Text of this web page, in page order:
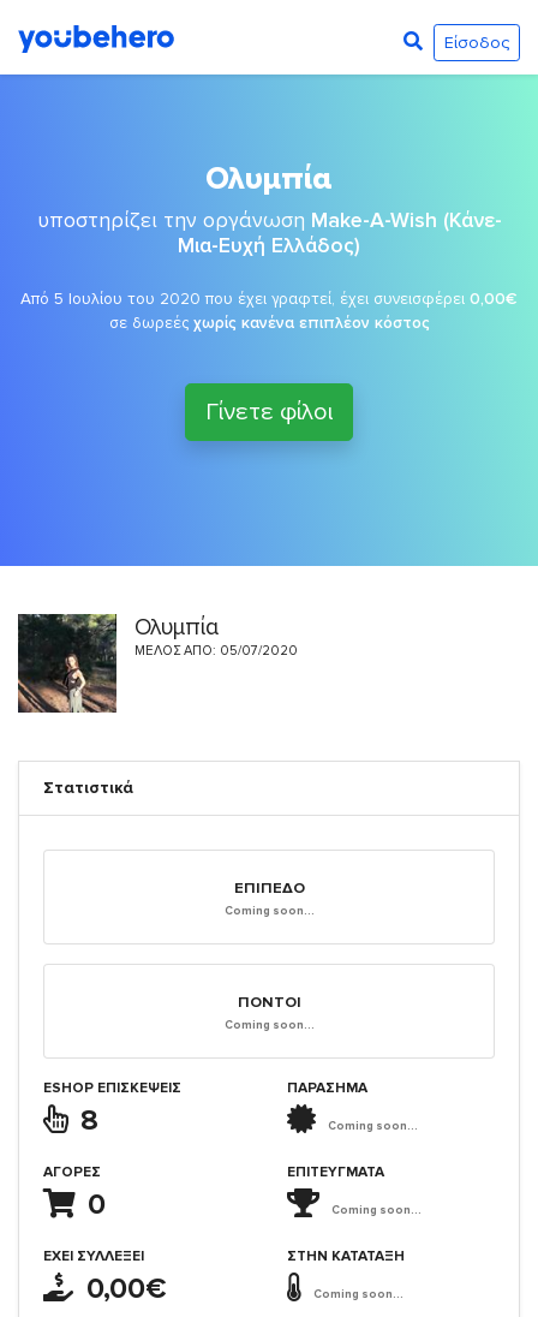
Είσοδος
Ολυμπία
υποστηρίζει την οργάνωση Make-A-Wish (Κάνε-
Μια-Ευχή Ελλάδος)
Από 5 Ιουλίου του 2020 που έχει γραφτεί, έχει συνεισφέρει 0,00€
σε δωρεές χωρίς κανένα επιπλέον κόστος
Γίνετε φίλοι
Ολυμπία
ΜΈΛΟΣ ΑΠΌ: 05/07/2020
Στατιστικά
ΕΠΊΠΕΔΟ
Coming soon...
ΠΌΝΤΟΙ
Coming soon...
ESHOP ΕΠΙΣΚΈΨΕΙΣ
8
ΑΓΟΡΈΣ
0
ΈΧΕΙ ΣΥΛΛΈΞΕΙ
0,00€
ΠΑΡΑΣΗΜΑ
Coming soon...
ΕΠΙΤΕΎΓΜΑΤΑ
Coming soon...
ΣΤΗΝ ΚΑΤΆΤΑΞΗ
Coming soon...